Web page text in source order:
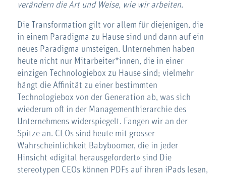
verändern die Art und Weise, wie wir arbeiten.
Die Transformation gilt vor allem für diejenigen, die
in einem Paradigma zu Hause sind und dann auf ein
neues Paradigma umsteigen. Unternehmen haben
heute nicht nur Mitarbeiter*innen, die in einer
einzigen Technologiebox zu Hause sind; vielmehr
hängt die Affinität zu einer bestimmten
Technologiebox von der Generation ab, was sich
wiederum oft in der Managementhierarchie des
Unternehmens widerspiegelt. Fangen wir an der
Spitze an. CEOs sind heute mit grosser
Wahrscheinlichkeit Babyboomer, die in jeder
Hinsicht «digital herausgefordert» sind Die
stereotypen CEOs können PDFs auf ihren iPads lesen,